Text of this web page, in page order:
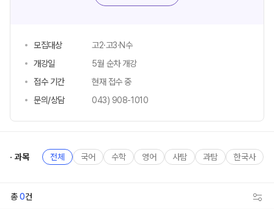
모집대상
고2·고3·N수
개강일
5월 순차 개강
접수 기간
현재 접수 중
문의/상담
043) 908-1010
과목 전체 국어 수학 영어 사탐 과탐 한국사
총0건